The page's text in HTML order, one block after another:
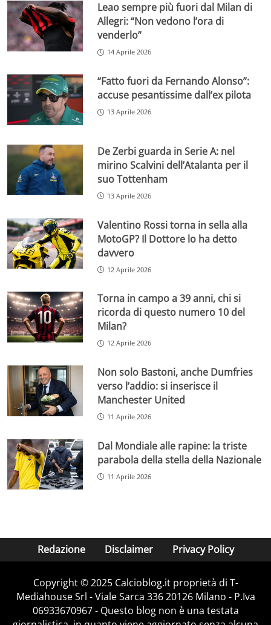
Leao sempre più fuori dal Milan di
Allegri: “Non vedono l’ora di
venderlo”
14 Aprile 2026
“Fatto fuori da Fernando Alonso”:
accuse pesantissime dall’ex pilota
13 Aprile 2026
De Zerbi guarda in Serie A: nel
mirino Scalvini dell’Atalanta per il
suo Tottenham
13 Aprile 2026
Valentino Rossi torna in sella alla
MotoGP? Il Dottore lo ha detto
davvero
12 Aprile 2026
Torna in campo a 39 anni, chi si
ricorda di questo numero 10 del
Milan?
12 Aprile 2026
Non solo Bastoni, anche Dumfries
verso l’addio: si inserisce il
Manchester United
11 Aprile 2026
Dal Mondiale alle rapine: la triste
parabola della stella della Nazionale
11 Aprile 2026
Redazione Disclaimer Privacy Policy
Copyright © 2025 Calcioblog.it proprietà di T-
Mediahouse Srl - Viale Sarca 336 20126 Milano - P.Iva
06933670967 - Questo blog non è una testata